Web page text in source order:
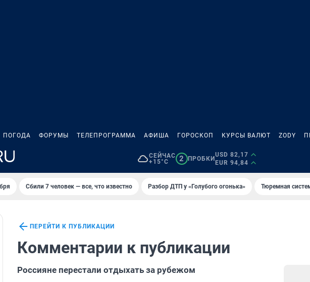
ПОГОДА ФОРУМЫ ТЕЛЕПРОГРАММА АФИША ГОРОСКОП КУРСЫ ВАЛЮТ ZODY
СЕЙЧАС
+15°C
2 ПРОБКИ
USD 82,17
EUR 94,84
Сбили 7 человек — все, что известно Разбор ДТП у «Голубого огонька» Тюремная
ПЕРЕЙТИ К ПУБЛИКАЦИИ
Комментарии к публикации
Россияне перестали отдыхать за рубежом